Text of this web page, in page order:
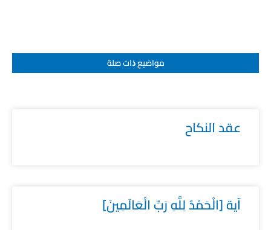
مواضيع ﺫات صلة
عقد النكاح
آية [الْحَمْدُ لِلَّهِ رَبِّ الْعَالَمِينَ]